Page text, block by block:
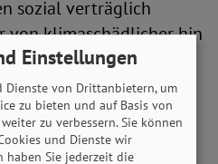
sozial verträglich
von klimaschädlicher hin
umverteilt
vom Neubau von
setzt dringend
Einstellungen
Dienste von Drittanbietern, um
zu bieten und auf Basis von
zu verbessern. Sie können
und Dienste wir
haben Sie jederzeit die